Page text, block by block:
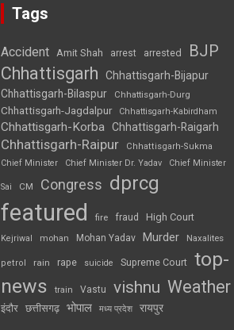
Tags
Accident Amit Shah arrest arrested BJP
Chhattisgarh
Chhattisgarh-Bijapur
Chhattisgarh-Bilaspur
Chhattisgarh-Durg
Chhattisgarh-Jagdalpur Chhattisgarh-Kabirdham
Chhattisgarh-Korba Chhattisgarh-Raigarh
Chhattisgarh-Raipur
Chhattisgarh-Sukma
Chief Minister
Chief Minister Dr. Yadav Chief Minister
Sai CM Congress dprcg
featured fire fraud High Court
Kejriwal mohan Mohan Yadav Murder Naxalites
petrol rain rape suicide Supreme Court top-
news
train Vastu vishnu Weather
इंदौर छत्तीसगढ़ भोपाल मध्य प्रदेश रायपुर